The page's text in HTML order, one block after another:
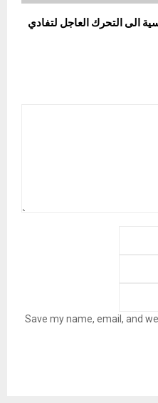
الى التحرك العاجل لتفادي
Save my name, email, and